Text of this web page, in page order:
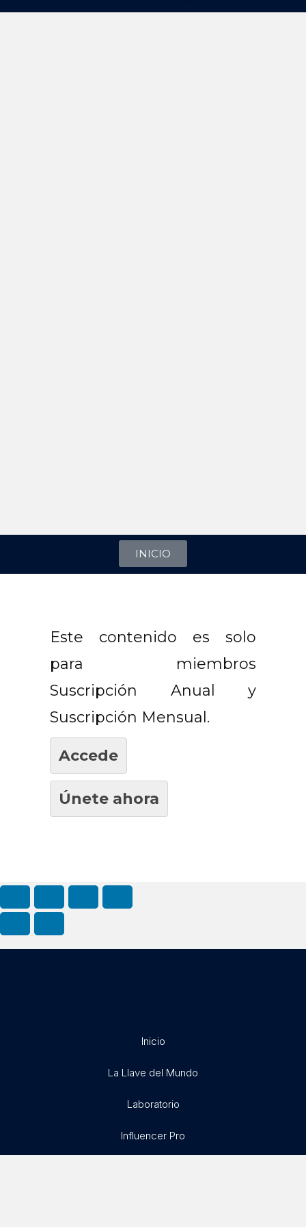
INICIO
Este contenido es solo
para miembros
Suscripción Anual y
Suscripción Mensual.
Accede
Únete ahora
Inicio
La Llave del Mundo
Laboratorio
Influencer Pro